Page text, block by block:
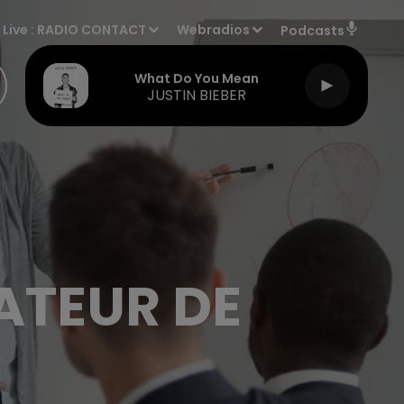
Live : RADIO CONTACT Webradios Podcasts
What Do You Mean
JUSTIN BIEBER
DE